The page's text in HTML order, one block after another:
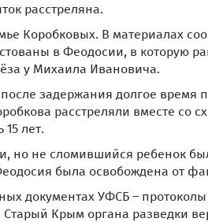
расстреляна.
Коробковых. В материалах
в Феодосии, в которую
у Михаила Ивановича.
задержания долгое
расстреляли вместе со
лет.
но не сломившийся ребенок
была освобождена от
документах УФСБ –
Крым органа разведки